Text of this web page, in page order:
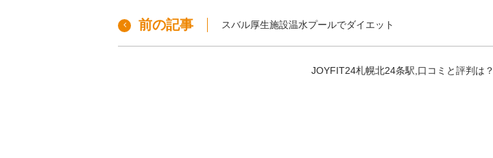
前の記事 スバル厚生施設温水プールでダイエット
JOYFIT24札幌北24条駅,口コミと評判は？